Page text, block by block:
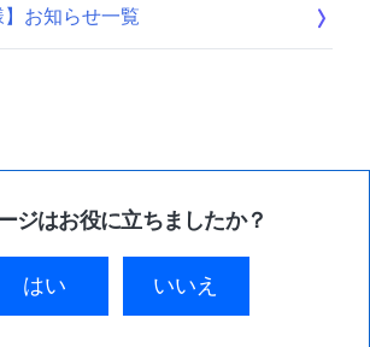
】お知らせ一覧
ジはお役に立ちましたか？
はい いいえ